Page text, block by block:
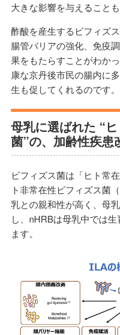
大きな影響を与えることも
酢酸を産生するビフィズ
腸管バリアの強化、免疫
果をもたらすことがわか
康な京丹後市民の腸内に
生も促してくれるのです。
母乳に選ばれた “
菌”の、加齢性疾患
ビフィズス菌は「ヒト常
ト非常在性ビフィズス菌
乳との親和性が高く、母
し、nHRBは母乳中では
ます。